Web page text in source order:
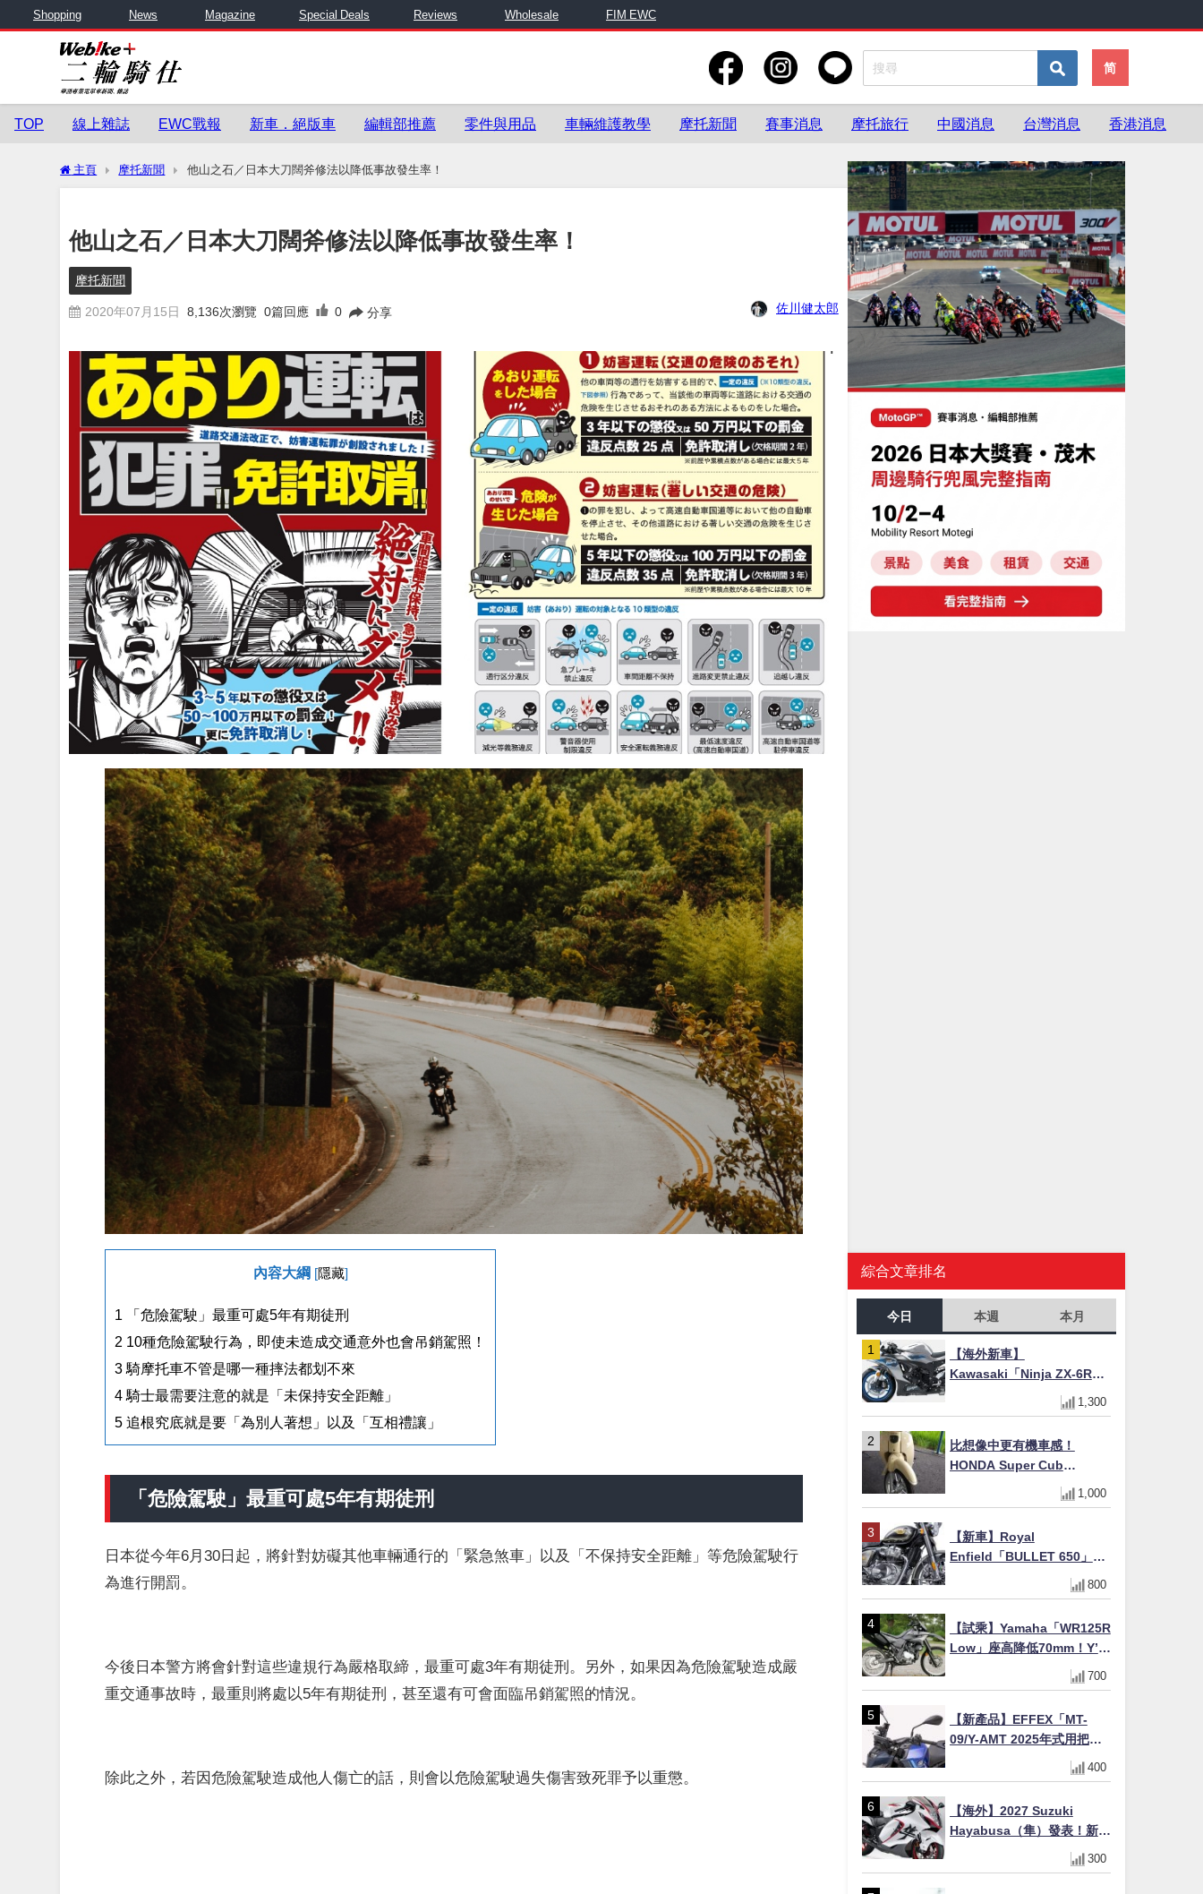
Shopping News Magazine Special Deals Reviews Wholesale FIM EWC
简
TOP 線上雜誌 EWC戰報 新車．絕版車 編輯部推薦 零件與用品 車輛維護教學 摩托新聞 賽事消息 摩托旅行 中國消息 台灣消息 香港消息
主頁 摩托新聞 他山之石／日本大刀闊斧修法以降低事故發生率！
他山之石／日本大刀闊斧修法以降低事故發生率！
摩托新聞
2020年07月15日 8,136次瀏覽 0篇回應 0 分享 佐川健太郎
內容大綱 隱藏]
1 「危險駕駛」最重可處5年有期徒刑
2 10種危險駕駛行為，即使未造成交通意外也會吊銷駕照！
3 騎摩托車不管是哪一種摔法都划不來
4 騎士最需要注意的就是「未保持安全距離」
5 追根究底就是要「為別人著想」以及「互相禮讓」
「危險駕駛」最重可處5年有期徒刑
日本從今年6月30日起，將針對妨礙其他車輛通行的「緊急煞車」以及「不保持安全距離」等危險駕駛行
為進行開罰。
今後日本警方將會針對這些違規行為嚴格取締，最重可處3年有期徒刑。另外，如果因為危險駕駛造成嚴
重交通事故時，最重則將處以5年有期徒刑，甚至還有可會面臨吊銷駕照的情況。
除此之外，若因危險駕駛造成他人傷亡的話，則會以危險駕駛過失傷害致死罪予以重懲。
綜合文章排名
今日 本週 本月
【海外新車】
Kawasaki「Ninja ZX-6R」
2027年式北美發表！636cc
四缸×銀河銀/暮光藍新色
美元起
1,300
比想像中更有機車感！
HONDA Super Cub
110【Webike愛車精選】
1,000
【新車】Royal
Enfield「BULLET 650」8
月27日日本發售（98萬日圓
～）！648cc空冷並列雙缸×
色
800
【試乘】Yamaha「WR125R
Low」座高降低70mm！Y’s
Gear低座高座墊×低座高連桿
×腳踏著地感大幅改善，越野
700
【新產品】EFFEX「MT-
09/Y-AMT 2025年式用把手
Easy Fit Bar Plus」！高
7mm後移16mm直上×三色×
400
【海外】2027 Suzuki
Hayabusa（隼）發表！新增
Special Edition 特仕版，全
新珍珠白塗裝與專屬配備登
300